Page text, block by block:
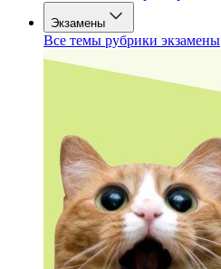
Экзамены
Все темы рубрики экзамены